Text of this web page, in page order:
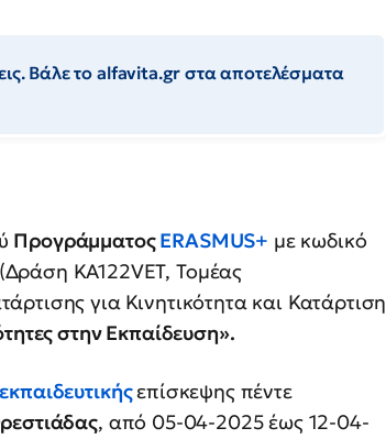
Βάλε το alfavita.gr στα αποτελέσματα
ΠρογράμματοςERASMUS+ με κωδικό
ΚΑ122VET, Τομέας
για Κινητικότητα και Κατάρτιση
στην Εκπαίδευση».
εκπαιδευτικήςεπίσκεψης πέντε
, από 05-04-2025 έως 12-04-